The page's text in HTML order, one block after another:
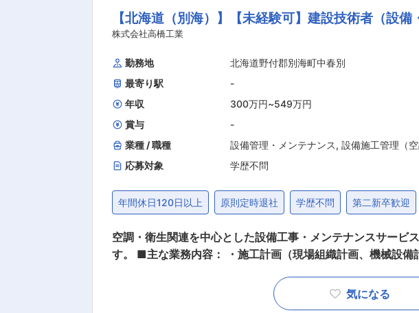
り ・遠隔地からの内定（引っ越しが伴う場合） ・ 同社よ
の範囲内で） 変更の範囲：会社の定める業務
【北海道（別海）】【未経験可】建設技術者（
株式会社高橋工業
勤務地
北海道野付郡別海町中春別
最寄り駅
-
年収
300万円~549万円
賞与
-
業種 / 職種
設備管理・メンテナンス, 設備施工管理（空
応募対象
学歴不問
年間休日120日以上 原則定時退社 学歴不問 第二新卒歓迎
空調・衛生関連を中心とした設備工事・メンテナンスサービ
す。 ■主な業務内容： ・施工計画（現場組織計画、機械設
ることになります。これまでの先人達のご苦労の上に地域
境整備にご協力ご提案をして参りました。今後は、施設の
気になる